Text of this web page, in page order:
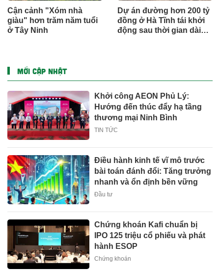
Cận cảnh "Xóm nhà
giàu" hơn trăm năm tuổi
ở Tây Ninh
Dự án đường hơn 200 tỷ
đồng ở Hà Tĩnh tái khởi
động sau thời gian dài
MỚI CẬP NHẬT
Khởi công AEON Phủ Lý:
Hướng đến thúc đẩy hạ tầng
thương mại Ninh Bình
TIN TỨC
Điều hành kinh tế vĩ mô trước
bài toán đánh đổi: Tăng trưởng
nhanh và ổn định bền vững
Đầu tư
Chứng khoán Kafi chuẩn bị
IPO 125 triệu cổ phiếu và phát
hành ESOP
Chứng khoán